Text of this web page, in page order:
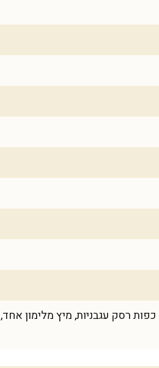
למרק (לא חובה): 2 ליטר מים, 1 בצל, 2 גזרים, סלרי, 1/2 כפית מלח, 1/4 כפית פלפל, 2 כפות רסק עגבניות, מיץ מלימון אחד,